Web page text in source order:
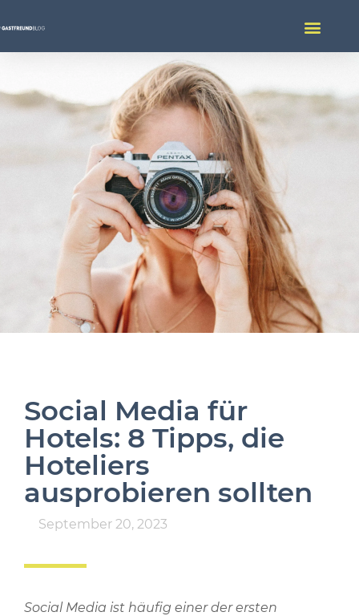
Social Media für
Hotels: 8 Tipps, die
Hoteliers
ausprobieren sollten
September 20, 2023
Social Media ist häufig einer der ersten